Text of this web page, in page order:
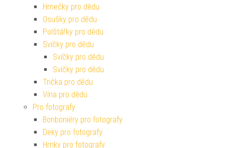
Hrnečky pro dědu
Osušky pro dědu
Polštářky pro dědu
Svíčky pro dědu
Svíčky pro dědu
Svíčky pro dědu
Trička pro dědu
Vína pro dědu
Pro fotografy
Bonboniéry pro fotografy
Deky pro fotografy
Hrnky pro fotografy